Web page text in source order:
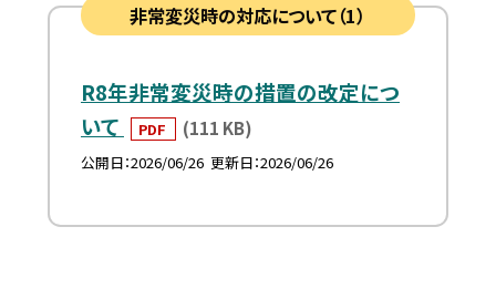
非常変災時の対応について（1）
R8年非常変災時の措置の改定につ
いて
PDF (111 KB)
公開日 2026/06/26 更新日 2026/06/26